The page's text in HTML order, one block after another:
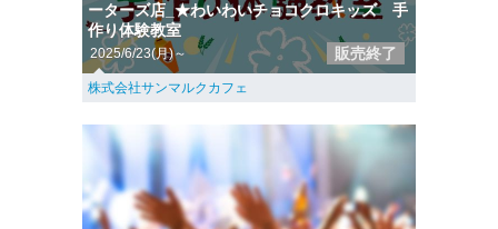
ーターズ店_★わいわいチョコクロキッズ 手
作り体験教室
2025/6/23(月)～ 販売終了
株式会社サンマルクカフェ